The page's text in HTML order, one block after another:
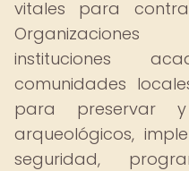
vitales para
instituciones
comunidades
para preservar
arqueológicos,
seguridad,